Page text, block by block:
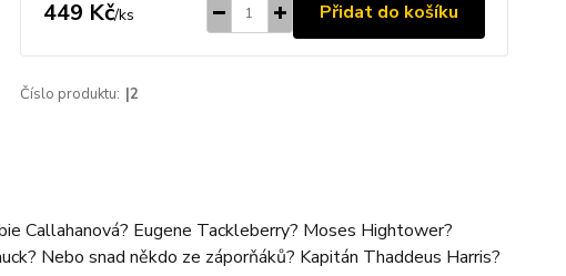
449 Kč/ks Přidat do košíku
Číslo produktu: |2
Callahanová? Eugene Tackleberry? Moses Hightower?
Nebo snad někdo ze záporňáků? Kapitán Thaddeus Harris?